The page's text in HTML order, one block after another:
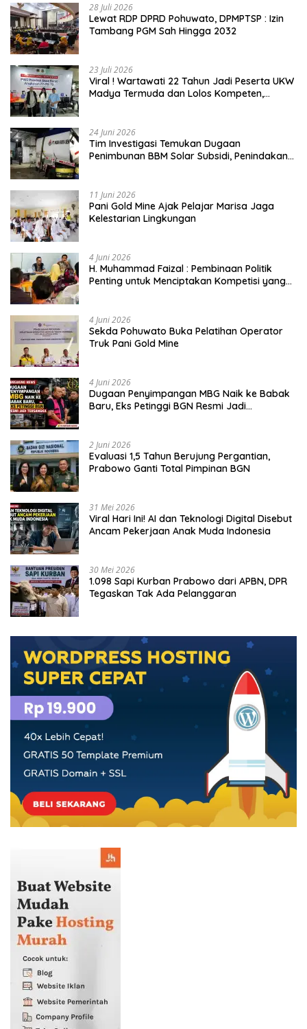
28 Juli 2026
Lewat RDP DPRD Pohuwato, DPMPTSP : Izin
Tambang PGM Sah Hingga 2032
23 Juli 2026
Viral ! Wartawati 22 Tahun Jadi Peserta UKW
Madya Termuda dan Lolos Kompeten,
24 Juni 2026
Tim Investigasi Temukan Dugaan
Penimbunan BBM Solar Subsidi, Penindakan
11 Juni 2026
Pani Gold Mine Ajak Pelajar Marisa Jaga
Kelestarian Lingkungan
4 Juni 2026
H. Muhammad Faizal : Pembinaan Politik
Penting untuk Menciptakan Kompetisi yang
4 Juni 2026
Sekda Pohuwato Buka Pelatihan Operator
Truk Pani Gold Mine
4 Juni 2026
Dugaan Penyimpangan MBG Naik ke Babak
Baru, Eks Petinggi BGN Resmi Jadi
2 Juni 2026
Evaluasi 1,5 Tahun Berujung Pergantian,
Prabowo Ganti Total Pimpinan BGN
31 Mei 2026
Viral Hari Ini! AI dan Teknologi Digital Disebut
Ancam Pekerjaan Anak Muda Indonesia
30 Mei 2026
1.098 Sapi Kurban Prabowo dari APBN, DPR
Tegaskan Tak Ada Pelanggaran